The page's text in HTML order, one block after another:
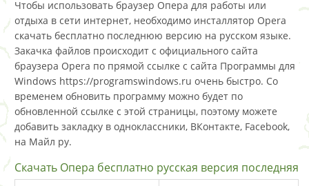
Чтобы использовать браузер Опера для работы или
отдыха в сети интернет, необходимо инсталлятор Opera
скачать бесплатно последнюю версию на русском языке.
Закачка файлов происходит с официального сайта
браузера Opera по прямой ссылке с сайта Программы для
Windows https://programswindows.ru очень быстро. Со
временем обновить программу можно будет по
обновленной ссылке с этой страницы, поэтому можете
добавить закладку в одноклассники, ВКонтакте, Facebook,
на Майл ру.
Скачать Опера бесплатно русская версия последняя